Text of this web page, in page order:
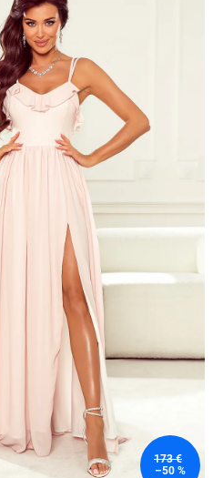
173 €
–50 %